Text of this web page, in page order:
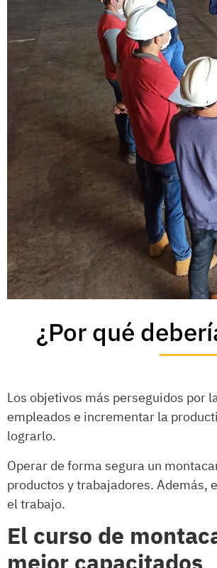
¿Por qué
Los objetivos más perseguidos por
empleados e incrementar la
lograrlo.
Operar de forma segura un
productos y trabajadores. Además,
el trabajo.
El curso de